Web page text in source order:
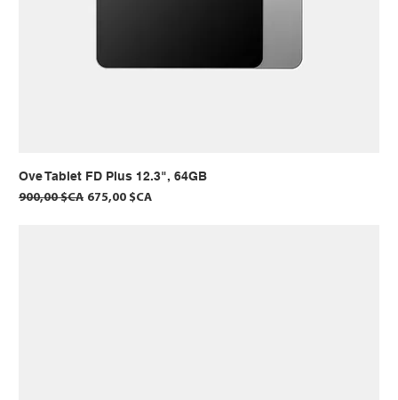
Ove Tablet FD Plus 12.3", 64GB
Prix original
900,00 $CA Prix promotionnel
675,00 $CA